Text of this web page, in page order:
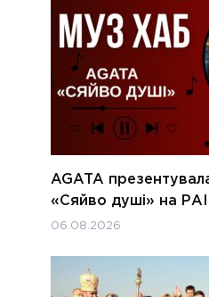
AGATA
«Сяйво душі» на
06.08.2026